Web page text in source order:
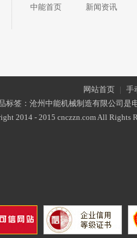
中能首页 新闻资讯
网站首页 | 手
标签：沧州中能机械制造有限公司是
2014 - 2015 cnczzn.com All Rights